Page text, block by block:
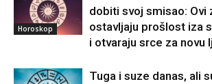
Horoskop
dobiti svoj smisao: Ovi
ostavljaju prošlost iza
i otvaraju srce za novu
Tuga i suze danas, ali